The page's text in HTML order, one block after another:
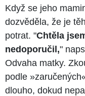
Když se jeho
dozvěděla, že je
potrat. "Chtěla
nedoporučil,"
Odvaha matky.
podle
dlouho, dokud